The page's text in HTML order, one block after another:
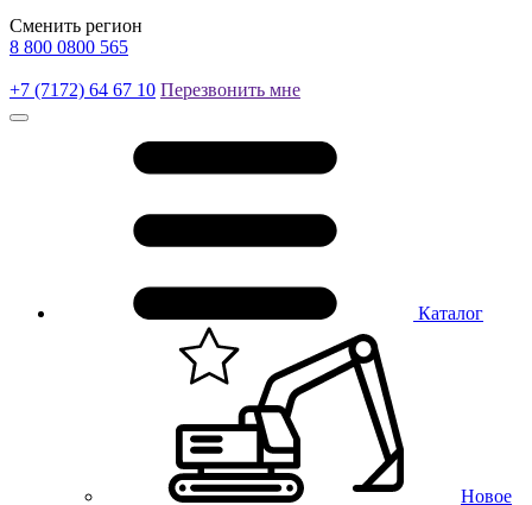
Сменить регион
8 800 0800 565
+7 (7172) 64 67 10 Перезвонить мне
Каталог
Новое